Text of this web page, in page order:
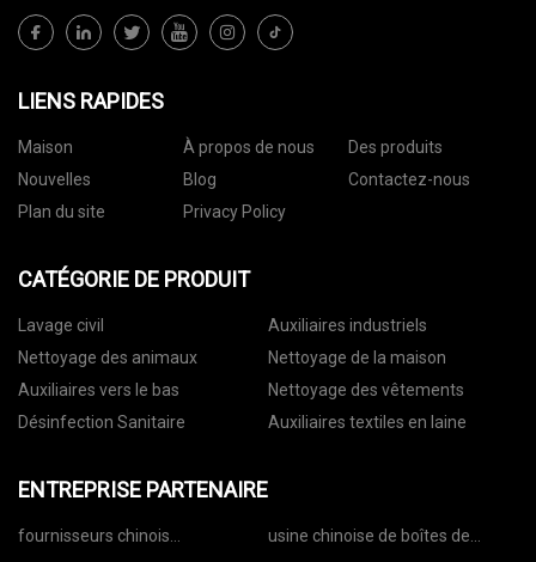
LIENS RAPIDES
Maison À propos de nous
Des produits
Nouvelles
Blog
Contactez-nous
Plan du site
Privacy Policy
CATÉGORIE DE PRODUIT
Lavage civil
Auxiliaires industriels
Nettoyage des animaux
Nettoyage de la maison
Auxiliaires vers le bas
Nettoyage des vêtements
Désinfection Sanitaire
Auxiliaires textiles en laine
ENTREPRISE PARTENAIRE
fournisseurs chinois
usine chinoise de boîtes de